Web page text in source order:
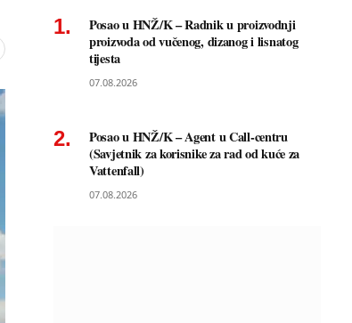
Posao u HNŽ/K – Radnik u proizvodnji
proizvoda od vučenog, dizanog i lisnatog
tijesta
07.08.2026
Posao u HNŽ/K – Agent u Call-centru
(Savjetnik za korisnike za rad od kuće za
Vattenfall)
07.08.2026